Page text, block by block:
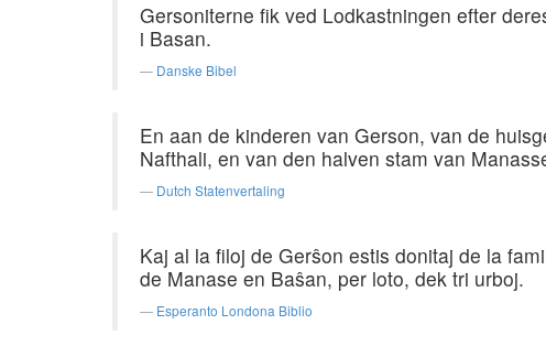
Gersoniterne fik ved Lodkastningen efter
i Basan.
Danske Bibel
En aan de kinderen van Gerson, van de
Nafthali, en van den halven stam van
Dutch Statenvertaling
Kaj al la filoj de Gerŝon estis donitaj de la
de Manase en Baŝan, per loto, dek tri urboj.
Esperanto Londona Biblio